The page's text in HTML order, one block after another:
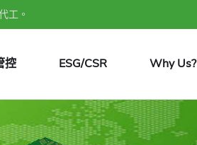
工。
控 ESG/CSR Why Us?